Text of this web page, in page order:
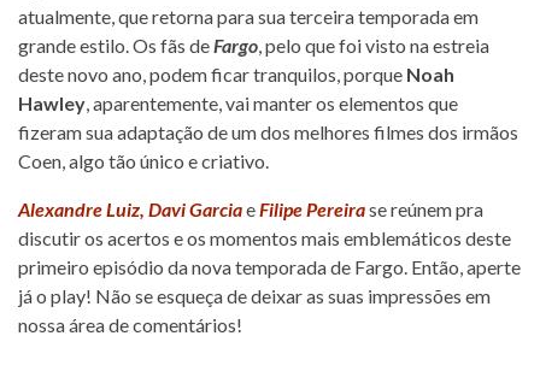
atualmente, que retorna para sua terceira temporada em
grande estilo. Os fãs deFargo, pelo que foi visto na estreia
deste novo ano, podem ficar tranquilos, porque Noah
Hawley, aparentemente, vai manter os elementos que
fizeram sua adaptação de um dos melhores filmes dos irmãos
Coen, algo tão único e criativo.
Alexandre Luiz, Davi GarciaeFilipe Pereirase reúnem pra
discutir os acertos e os momentos mais emblemáticos deste
primeiro episódio da nova temporada de Fargo. Então, aperte
já o play! Não se esqueça de deixar as suas impressões em
nossa área de comentários!